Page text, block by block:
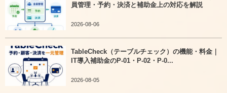
員管理・予約・決済と補助金上の対応を解説
2026-08-06
TableCheck（テーブルチェック）の機能・料金｜
IT導入補助金のP-01・P-02・P-0...
2026-08-05